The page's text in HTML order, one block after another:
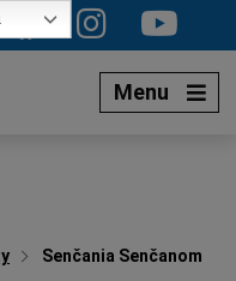
Menu
Senčania Senčanom